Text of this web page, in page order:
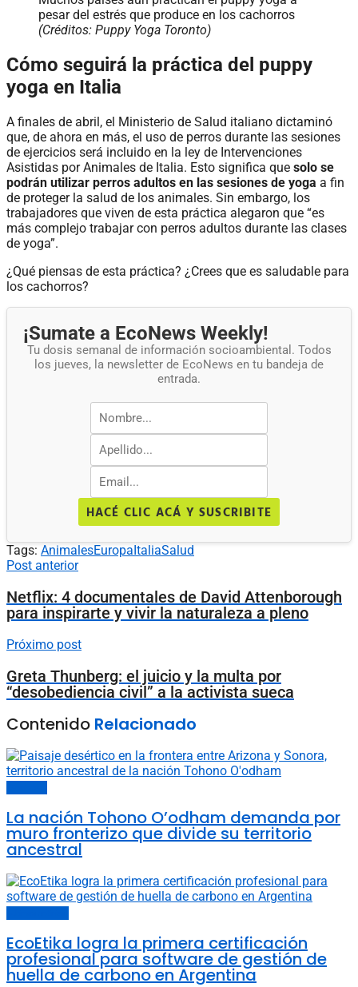
pesar del estrés que produce en los cachorros
(Créditos: Puppy Yoga Toronto)
Cómo seguirá la práctica del puppy
yoga en Italia
A finales de abril, el Ministerio de Salud italiano dictaminó
que, de ahora en más, el uso de perros durante las sesiones
de ejercicios será incluido en la ley de Intervenciones
Asistidas por Animales de Italia. Esto significa que solo se
podrán utilizar perros adultos en las sesiones de yoga a fin
de proteger la salud de los animales. Sin embargo, los
trabajadores que viven de esta práctica alegaron que “es
más complejo trabajar con perros adultos durante las clases
de yoga”.
¿Qué piensas de esta práctica? ¿Crees que es saludable para
los cachorros?
¡Sumate a EcoNews Weekly!
Tu dosis semanal de información socioambiental. Todos
los jueves, la newsletter de EcoNews en tu bandeja de
entrada.
HACÉ CLIC ACÁ Y SUSCRIBITE
Tags: AnimalesEuropaItaliaSalud
Post anterior
Netflix: 4 documentales de David Attenborough
para inspirarte y vivir la naturaleza a pleno
Próximo post
Greta Thunberg: el juicio y la multa por
“desobediencia civil” a la activista sueca
Contenido Relacionado
La nación Tohono O’odham demanda por
muro fronterizo que divide su territorio
ancestral
EcoEtika logra la primera certificación
profesional para software de gestión de
huella de carbono en Argentina